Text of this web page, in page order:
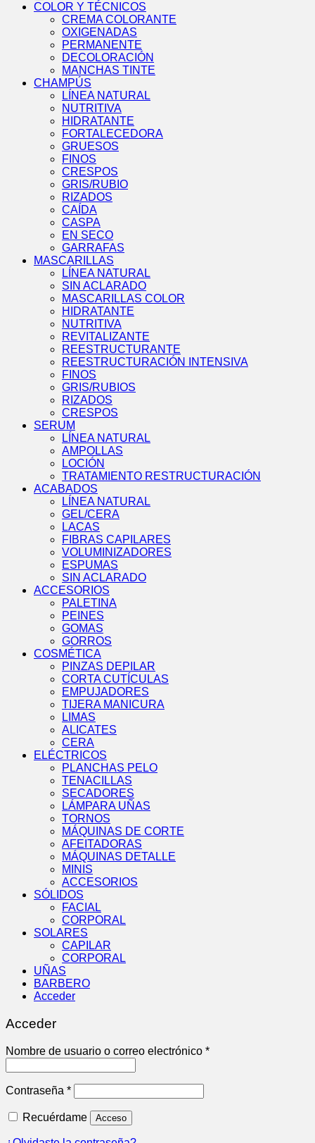
COLOR Y TÉCNICOS
CREMA COLORANTE
OXIGENADAS
PERMANENTE
DECOLORACIÓN
MANCHAS TINTE
CHAMPÚS
LÍNEA NATURAL
NUTRITIVA
HIDRATANTE
FORTALECEDORA
GRUESOS
FINOS
CRESPOS
GRIS/RUBIO
RIZADOS
CAÍDA
CASPA
EN SECO
GARRAFAS
MASCARILLAS
LÍNEA NATURAL
SIN ACLARADO
MASCARILLAS COLOR
HIDRATANTE
NUTRITIVA
REVITALIZANTE
REESTRUCTURANTE
REESTRUCTURACIÓN INTENSIVA
FINOS
GRIS/RUBIOS
RIZADOS
CRESPOS
SERUM
LÍNEA NATURAL
AMPOLLAS
LOCIÓN
TRATAMIENTO RESTRUCTURACIÓN
ACABADOS
LÍNEA NATURAL
GEL/CERA
LACAS
FIBRAS CAPILARES
VOLUMINIZADORES
ESPUMAS
SIN ACLARADO
ACCESORIOS
PALETINA
PEINES
GOMAS
GORROS
COSMÉTICA
PINZAS DEPILAR
CORTA CUTÍCULAS
EMPUJADORES
TIJERA MANICURA
LIMAS
ALICATES
CERA
ELÉCTRICOS
PLANCHAS PELO
TENACILLAS
SECADORES
LÁMPARA UÑAS
TORNOS
MÁQUINAS DE CORTE
AFEITADORAS
MÁQUINAS DETALLE
MINIS
ACCESORIOS
SÓLIDOS
FACIAL
CORPORAL
SOLARES
CAPILAR
CORPORAL
UÑAS
BARBERO
Acceder
Acceder
Nombre de usuario o correo electrónico *Obligatorio
Contraseña *Obligatorio
Recuérdame Acceso